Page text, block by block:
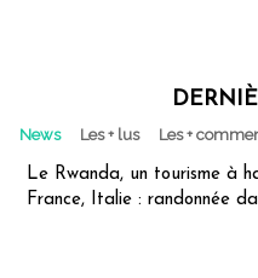
News Les + lus Les +
Le Rwanda, un tourisme à
France, Italie : randonnée